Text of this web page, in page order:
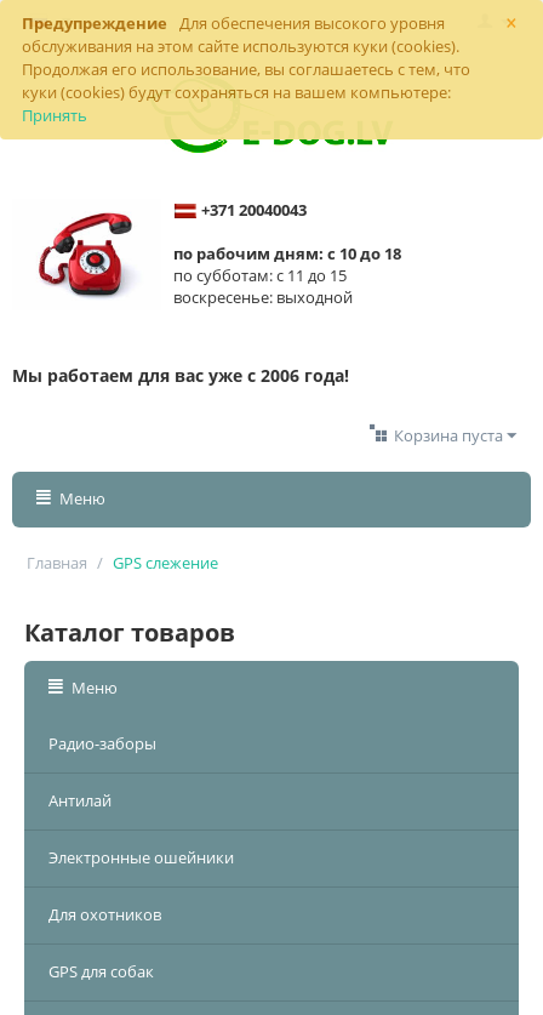
×
Предупреждение
Для обеспечения высокого уровня
обслуживания на этом сайте используются куки (cookies).
Продолжая его использование, вы соглашаетесь с тем, что
куки (cookies) будут сохраняться на вашем компьютере:
Принять
+371 20040043
по рабочим дням: с 10 до 18
по субботам: с 11 до 15
воскресенье: выходной
Мы работаем для вас уже с 2006 года!
Корзина пуста
Меню
Главная / GPS слежение
Каталог товаров
Меню
Радио-заборы
Антилай
Электронные ошейники
Для охотников
GPS для собак